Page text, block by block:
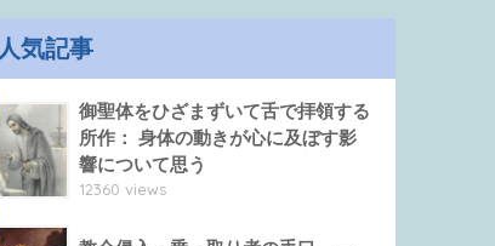
人気記事
御聖体をひざまずいて舌で拝領する
所作： 身体の動きが心に及ぼす影
響について思う
12360 views